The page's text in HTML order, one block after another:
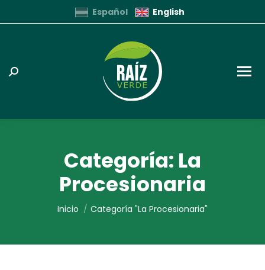
Español English
Buscar:
Categoría: La
Procesionaria
Estás aquí:
Inicio Categoría "La Procesionaria"